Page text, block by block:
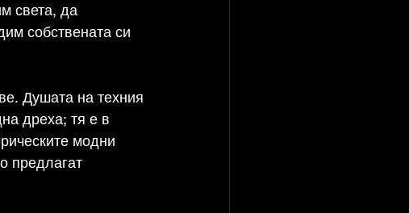
света, да
собствената си
Душата на техния
дреха; тя е в
модни
предлагат